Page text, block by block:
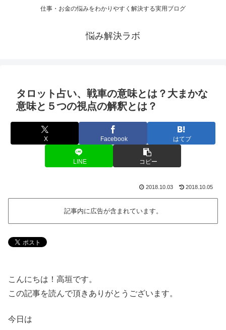
仕事・お金の悩みをわかりやすく解決する実用ブログ
悩み解決ラボ
タロット占い、戦車の意味とは？大まかな
意味と５つの視点の解釈とは？
X Facebook はてブ
LINE コピー
2018.10.03 2018.10.05
記事内に広告が含まれています。
こんにちは！高垣です。
この記事を読んで頂きありがとうございます。
今日は